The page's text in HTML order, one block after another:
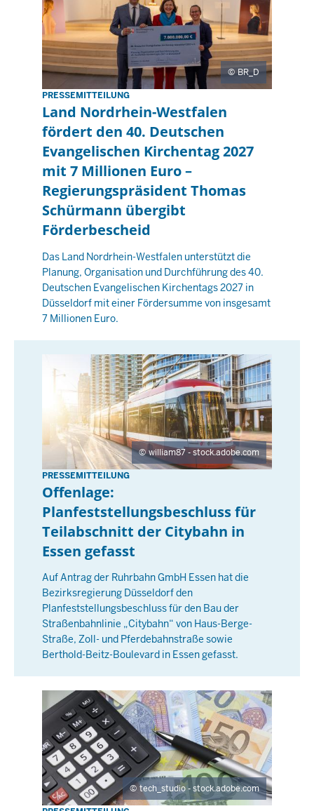
0
M
a
i
2
0
2
6
-
0
0
:
0
0
BR_D
D
i
e
n
s
t
a
,
1
2
M
a
i
2
0
:
0
PRESSEMITTEILUNG
Land Nordrhein-Westfalen
fördert den 40. Deutschen
Evangelischen Kirchentag 2027
mit 7 Millionen Euro –
Regierungspräsident Thomas
Schürmann übergibt
Förderbescheid
Das Land Nordrhein-Westfalen unterstützt die
Planung, Organisation und Durchführung des 40.
Deutschen Evangelischen Kirchentags 2027 in
Düsseldorf mit einer Fördersumme von insgesamt
7 Millionen Euro.
william87 - stock.adobe.com
M
o
n
t
a
,
1
8
M
a
2
0
6
-
0
0
PRESSEMITTEILUNG
Offenlage:
Planfeststellungsbeschluss für
Teilabschnitt der Citybahn in
Essen gefasst
Auf Antrag der Ruhrbahn GmbH Essen hat die
Bezirksregierung Düsseldorf den
Planfeststellungsbeschluss für den Bau der
Straßenbahnlinie „Citybahn“ von Haus-Berge-
Straße, Zoll- und Pferdebahnstraße sowie
Berthold-Beitz-Boulevard in Essen gefasst.
tech_studio - stock.adobe.com